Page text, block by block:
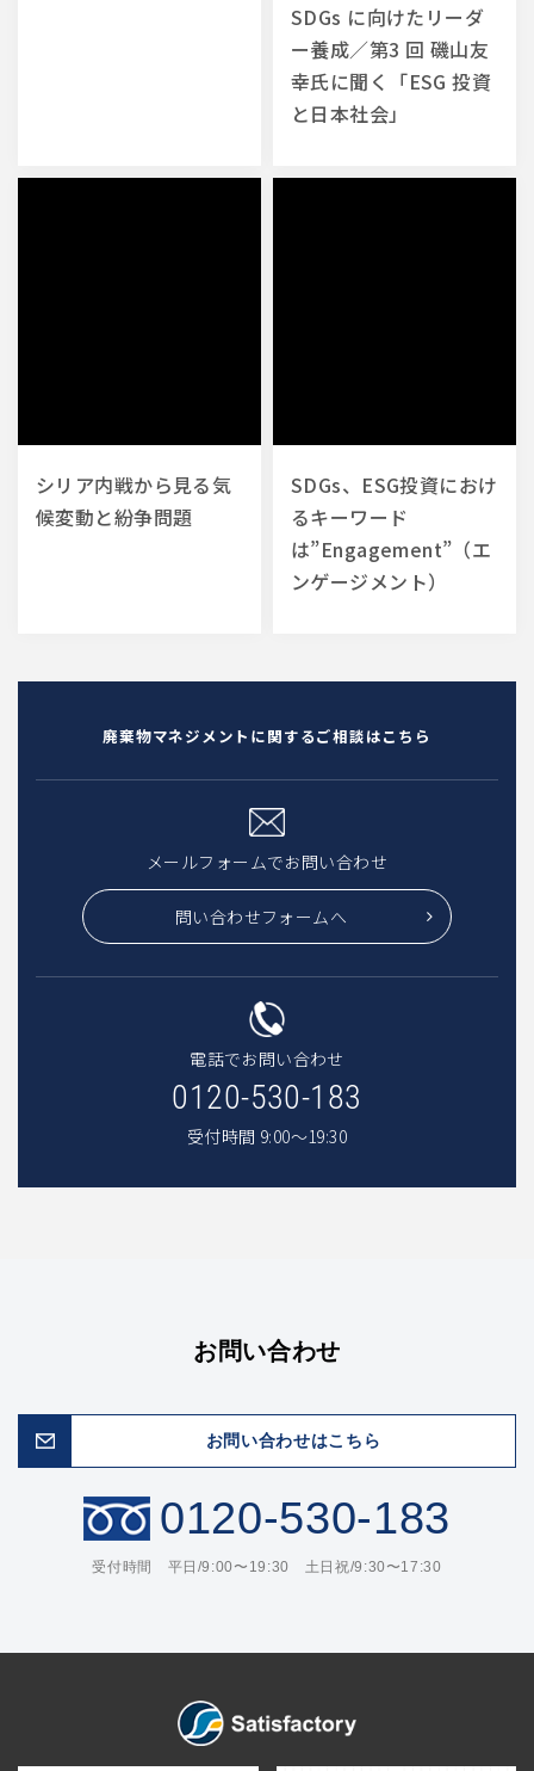
SDGs に向けたリーダ
ー養成／第3 回 磯山友
幸氏に聞く「ESG 投資
と日本社会」
シリア内戦から見る気
候変動と紛争問題
SDGs、ESG投資におけ
るキーワード
は”Engagement”（エ
ンゲージメント）
廃棄物マネジメントに関するご相談はこちら
メールフォームでお問い合わせ
問い合わせフォームへ
電話でお問い合わせ
0120-530-183
受付時間 9:00〜19:30
お問い合わせ
お問い合わせはこちら
0120-530-183
受付時間 平日/9:00〜19:30 土日祝/9:30〜17:30